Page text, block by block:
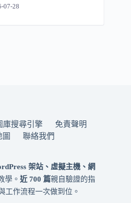
07-28
庫搜尋引擎
免責聲明
聯絡我們
架站、虛擬主機、網
學。 近 700 篇親自驗證的指
工作流程一次做到位。